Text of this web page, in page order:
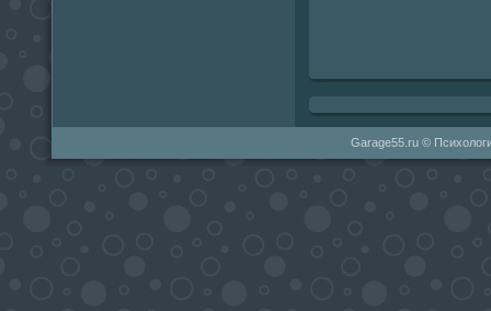
Garage55.ru ©